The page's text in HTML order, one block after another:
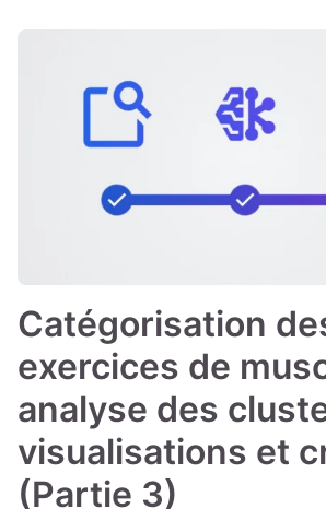
Catégorisation
exercices de
analyse des
visualisations et
(Partie 3)